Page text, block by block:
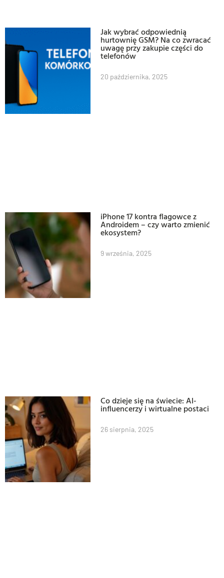
Jak wybrać odpowiednią
hurtownię GSM? Na co zwracać
uwagę przy zakupie części do
telefonów
20 października, 2025
iPhone 17 kontra flagowce z
Androidem – czy warto zmienić
ekosystem?
9 września, 2025
Co dzieje się na świecie: AI-
influencerzy i wirtualne postaci
26 sierpnia, 2025